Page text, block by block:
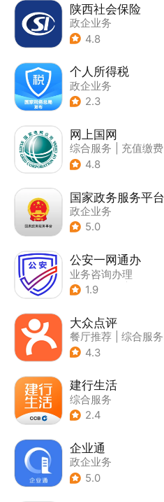
陕西社会保险
政企业务
4.8
个人所得税
政企业务
2.3
网上国网
综合服务
充值缴费
4.8
国家政务服务平台
政企业务
5.0
公安一网通办
业务咨询办理
| 政企业务
1.9
大众点评
餐厅推荐
综合服务
4.3
建行生活
综合服务
2.4
企业通
政企业务
5.0